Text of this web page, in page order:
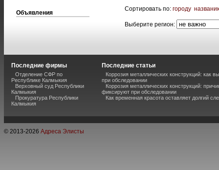
Объявления
Сортировать по: городу
Выберите регион:
Последние фирмы
Отделение СФР по
Республике Калмыкия
Верховный суд Республики
Калмыкия
Прокуратура Республики
Калмыкия
Последние статьи
Коррозия металлических конструкций: как
при обследовании
Коррозия металлических конструкций:
фиксируют при обследовании
Как временная красота оставляет долгий
© 2013-2026 Адреса Элисты